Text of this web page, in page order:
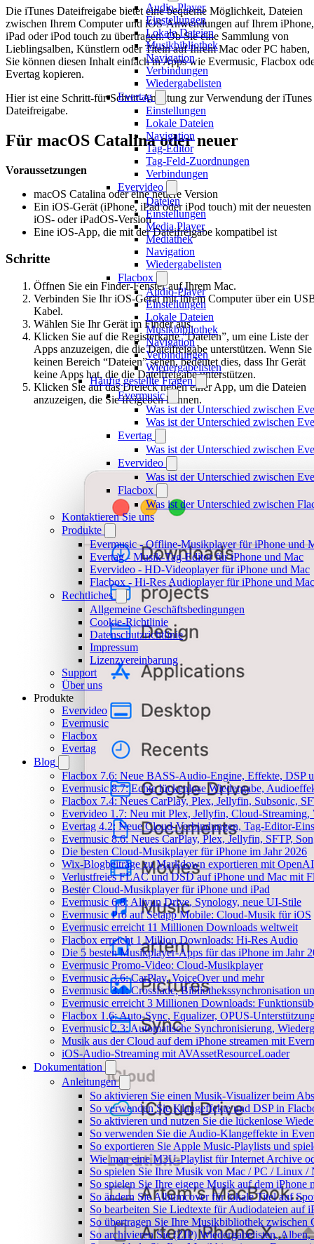
Audio-Player
Einstellungen
Lokale Dateien
Musikbibliothek
Navigation
Verbindungen
Wiedergabelisten
Evertag
Einstellungen
Lokale Dateien
Navigation
Tag-Editor
Tag-Feld-Zuordnungen
Verbindungen
Evervideo
Dateien
Einstellungen
Media Player
Mediathek
Navigation
Wiedergabelisten
Flacbox
Audio-Player
Einstellungen
Lokale Dateien
Musikbibliothek
Navigation
Verbindungen
Wiedergabelisten
Häufig gestellte Fragen
Evermusic
Was ist der Unterschied zwischen
Was ist der Unterschied zwischen
Evertag
Was ist der Unterschied zwischen
Evervideo
Was ist der Unterschied zwischen
Flacbox
Was ist der Unterschied zwischen
Kontaktieren Sie uns
Produkte
Evermusic - Offline-Musikplayer für iPhone und
Evertag - Musik-Tag-Editor für iPhone und Mac
Evervideo - HD-Videoplayer für iPhone und Mac
Flacbox - Hi-Res Audioplayer für iPhone und Mac
Rechtliches
Allgemeine Geschäftsbedingungen
Cookie-Richtlinie
Datenschutzrichtlinie
Impressum
Lizenzvereinbarung
Support
Über uns
Produkte
Evervideo
Evermusic
Flacbox
Evertag
Blog
Flacbox 7.6: Neue BASS-Audio-Engine, Effekte, DSP
Evermusic 8.7: Echte lückenlose Wiedergabe,
Flacbox 7.4: Neues CarPlay, Plex, Jellyfin, Subsonic,
Evervideo 1.7: Neu mit Plex, Jellyfin, Cloud-Streaming,
Evertag 4.2: Neue Cloud-Verbindungen, Tag-Editor-
Evermusic 8.6: Neues CarPlay, Plex, Jellyfin, SFTP,
Die besten Cloud-Musikplayer für iPhone im Jahr 2026
Wix-Blogbeiträge zu Markdown exportieren mit OpenAI
Verlustfreies FLAC und DSD auf iPhone und Mac mit
Bester Cloud-Musikplayer für iPhone und iPad
Evermusic 6.8: Aliyun Drive, Synology, neue UI-Stile
Evermusic Pro auf Setapp Mobile: Cloud-Musik für iOS
Evermusic erreicht 11 Millionen Downloads weltweit
Flacbox erreicht 1 Million Downloads: Hi-Res Audio
Die 5 besten Musikplayer-Apps für das iPhone im Jahr
Evermusic Promo-Video: Cloud-Musikplayer
Evermusic 3.6: CarPlay, VoiceOver und mehr
Evermusic 3.1: Crossfade, Bibliothekssynchronisation
Evermusic erreicht 3 Millionen Downloads:
Flacbox 1.6: Auto-Sync, Equalizer, OPUS-
Evermusic 2.3: Automatische Synchronisierung,
Musik aus der Cloud auf dem iPhone streamen mit
iOS-Audio-Streaming mit AVAssetResourceLoader
Dokumentation
Anleitungen
So aktivieren Sie einen Musik-Visualizer beim
So verwenden Sie Klangeffekte und DSP in
So aktivieren und nutzen Sie die lückenlose
So verwenden Sie die Audio-Klangeffekte in
So exportieren Sie Apple Music-Playlists und
Wie man eine M3U-Playlist für Internet Archive
So spielen Sie Ihre Musik von Mac / PC / Linux
So spielen Sie Ihre eigene Musik auf dem iPhone
So ändern Sie Albumcover für lokale Titel auf
So bearbeiten Sie Liedtexte für Audiodateien auf
So übertragen Sie Ihre Musikbibliothek
So archivieren Sie (ZIP) Wiedergabelisten,
Die iTunes Dateifreigabe bietet eine bequeme Möglichkeit, Dateien
zwischen Ihrem Computer und iOS-Anwendungen auf Ihrem iPhone,
iPad oder iPod touch zu übertragen. Ob Sie eine Sammlung von
Lieblingsalben, Künstlern oder Titeln auf Ihrem Mac oder PC haben,
Sie können diesen Inhalt einfach in Apps wie Evermusic, Flacbox
Evertag kopieren.
Hier ist eine Schritt-für-Schritt-Anleitung zur Verwendung der iTunes
Dateifreigabe.
Für macOS Catalina oder neuer
Voraussetzungen
macOS Catalina oder eine neuere Version
Ein iOS-Gerät (iPhone, iPad oder iPod touch) mit der neuesten
iOS- oder iPadOS-Version
Eine iOS-App, die mit der Dateifreigabe kompatibel ist
Schritte
Öffnen Sie ein Finder-Fenster auf Ihrem Mac.
Verbinden Sie Ihr iOS-Gerät mit Ihrem Computer über ein
Kabel.
Wählen Sie Ihr Gerät im Finder aus.
Klicken Sie auf die Registerkarte “Dateien”, um eine Liste der
Apps anzuzeigen, die die Dateifreigabe unterstützen. Wenn Sie
keinen Bereich “Dateien” sehen, bedeutet dies, dass Ihr Gerät
keine Apps hat, die die Dateifreigabe unterstützen.
Klicken Sie auf das Dreieck neben einer App, um die Dateien
anzuzeigen, die Sie freigeben können.